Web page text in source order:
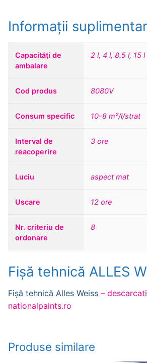
Informații
Capacități de
ambalare
2 l, 4 l, 8.5 l, 15 l
Cod produs 8080V
Consum specific 10–8 m²/l/strat
Interval de
reacoperire
3 ore
Luciu aspect mat
Uscare 12 ore
Nr. criteriu de
ordonare
8
Fișă tehnică ALLES
Fișă tehnică Alles Weiss –
nationalpaints.ro
Produse similare